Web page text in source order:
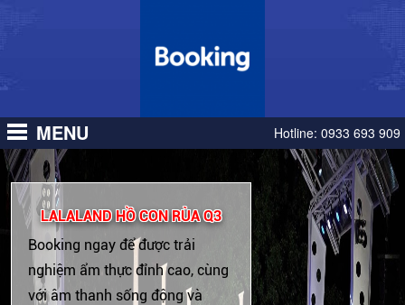
MENU Hotline: 0933 693 909
LALALAND HỒ CON RÙA Q3
Booking ngay để được trải
nghiệm ẩm thực đỉnh cao, cùng
với âm thanh sống động và
TRUNG
SÀI
GÒN
TRUNG
SÀI
GÒN